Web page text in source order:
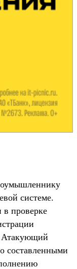
системе.
в проверке
Атакующий
составленными